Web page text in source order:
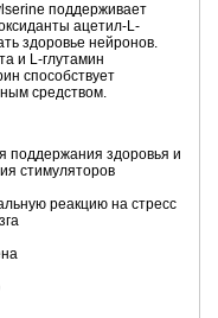
поддерживает
ацетил-L-
здоровье нейронов.
и L-глутамин
способствует
средством.
поддержания здоровья и
стимуляторов
реакцию на стресс